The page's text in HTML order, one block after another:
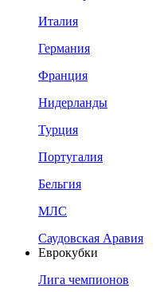
Италия
Германия
Франция
Нидерланды
Турция
Португалия
Бельгия
МЛС
Саудовская Аравия
Еврокубки
Лига чемпионов